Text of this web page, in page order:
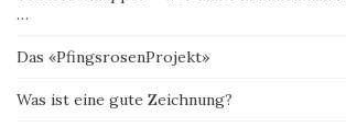
…
Das «PfingsrosenProjekt»
Was ist eine gute Zeichnung?